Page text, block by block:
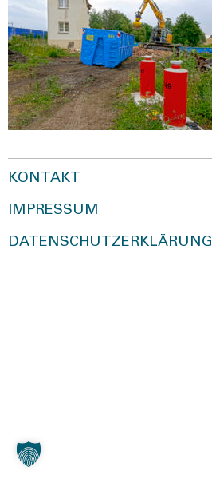
KONTAKT
IMPRESSUM
DATENSCHUTZERKLÄRUNG